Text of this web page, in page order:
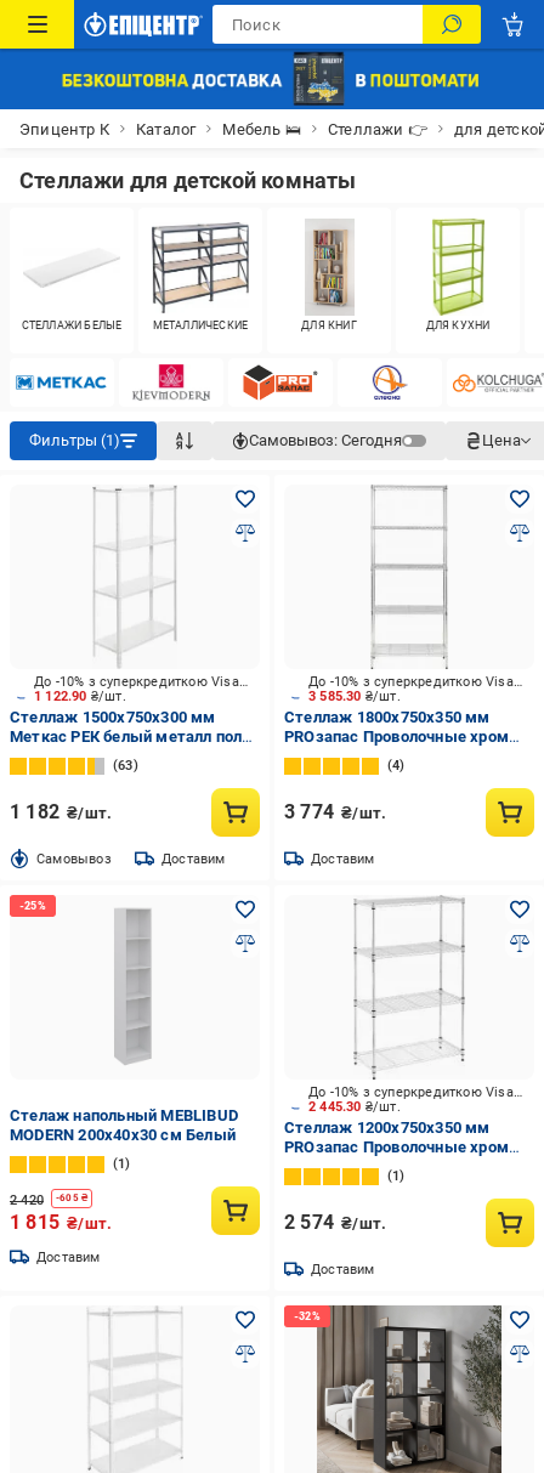
Эпицентр К Каталог Мебель 🛌 Стеллажи 👉 для
Стеллажи для детской комнаты
СТЕЛЛАЖИ БЕЛЫЕ МЕТАЛЛИЧЕСКИЕ ДЛЯ КНИГ ДЛЯ КУХНИ
Фильтры (1) Самовывоз: Сегодня Цена
1 122.90 ₴/шт.
До -10% з суперкредиткою Visa Вигода
Стеллаж 1500x750x300 мм
Меткас РЕК белый металл полки
4 шт. крашенный
63
1 182 ₴/шт.
Cамовывоз Доставим
3 585.30 ₴/шт.
До -10% з суперкредиткою Visa Вигода
Стеллаж 1800x750x350 мм
PROзапас Проволочные хром
металл полки 5 шт.
хромированный
4
3 774 ₴/шт.
Доставим
Стелаж напольный MEBLIBUD
MODERN 200х40х30 см Белый
1
2 420 -605₴
1 815 ₴/шт.
Доставим
2 445.30 ₴/шт.
До -10% з суперкредиткою Visa Вигода
Стеллаж 1200x750x350 мм
PROзапас Проволочные хром
металл полки 4 шт.
хромированный
1
2 574 ₴/шт.
Доставим